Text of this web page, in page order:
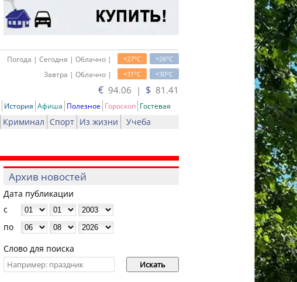
+26oC
+27oC
Погода | Сегодня | Облачно |
+30oC
+31oC
Завтра | Облачно |
€ 94.06 | $ 81.41
История Афиша Полезное Гороскоп Гостевая
Криминал Спорт Из жизни Учеба
Архив новостей
Дата публикации
с
по
Слово для поиска